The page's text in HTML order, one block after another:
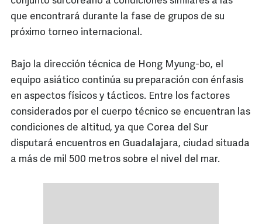
que encontrará durante la fase de grupos de su
próximo torneo internacional.
Bajo la dirección técnica de Hong Myung-bo, el
equipo asiático continúa su preparación con énfasis
en aspectos físicos y tácticos. Entre los factores
considerados por el cuerpo técnico se encuentran las
condiciones de altitud, ya que Corea del Sur
disputará encuentros en Guadalajara, ciudad situada
a más de mil 500 metros sobre el nivel del mar.